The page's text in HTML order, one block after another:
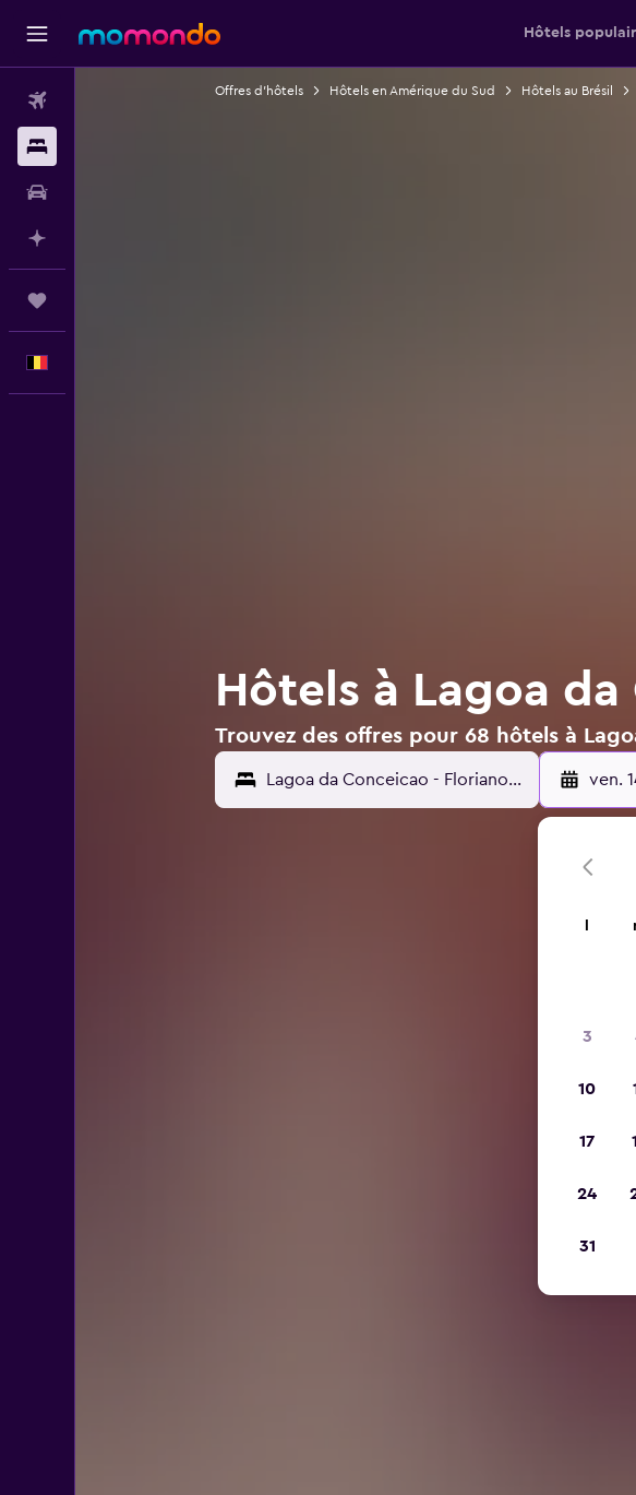
Hôtels
Offres d’hôtels Hôtels en Amérique du Sud Hôtels au Brésil
Hôtels à Lagoa
Trouvez des offres pour 68 hôtels à
ven.
3
10
17
24
31